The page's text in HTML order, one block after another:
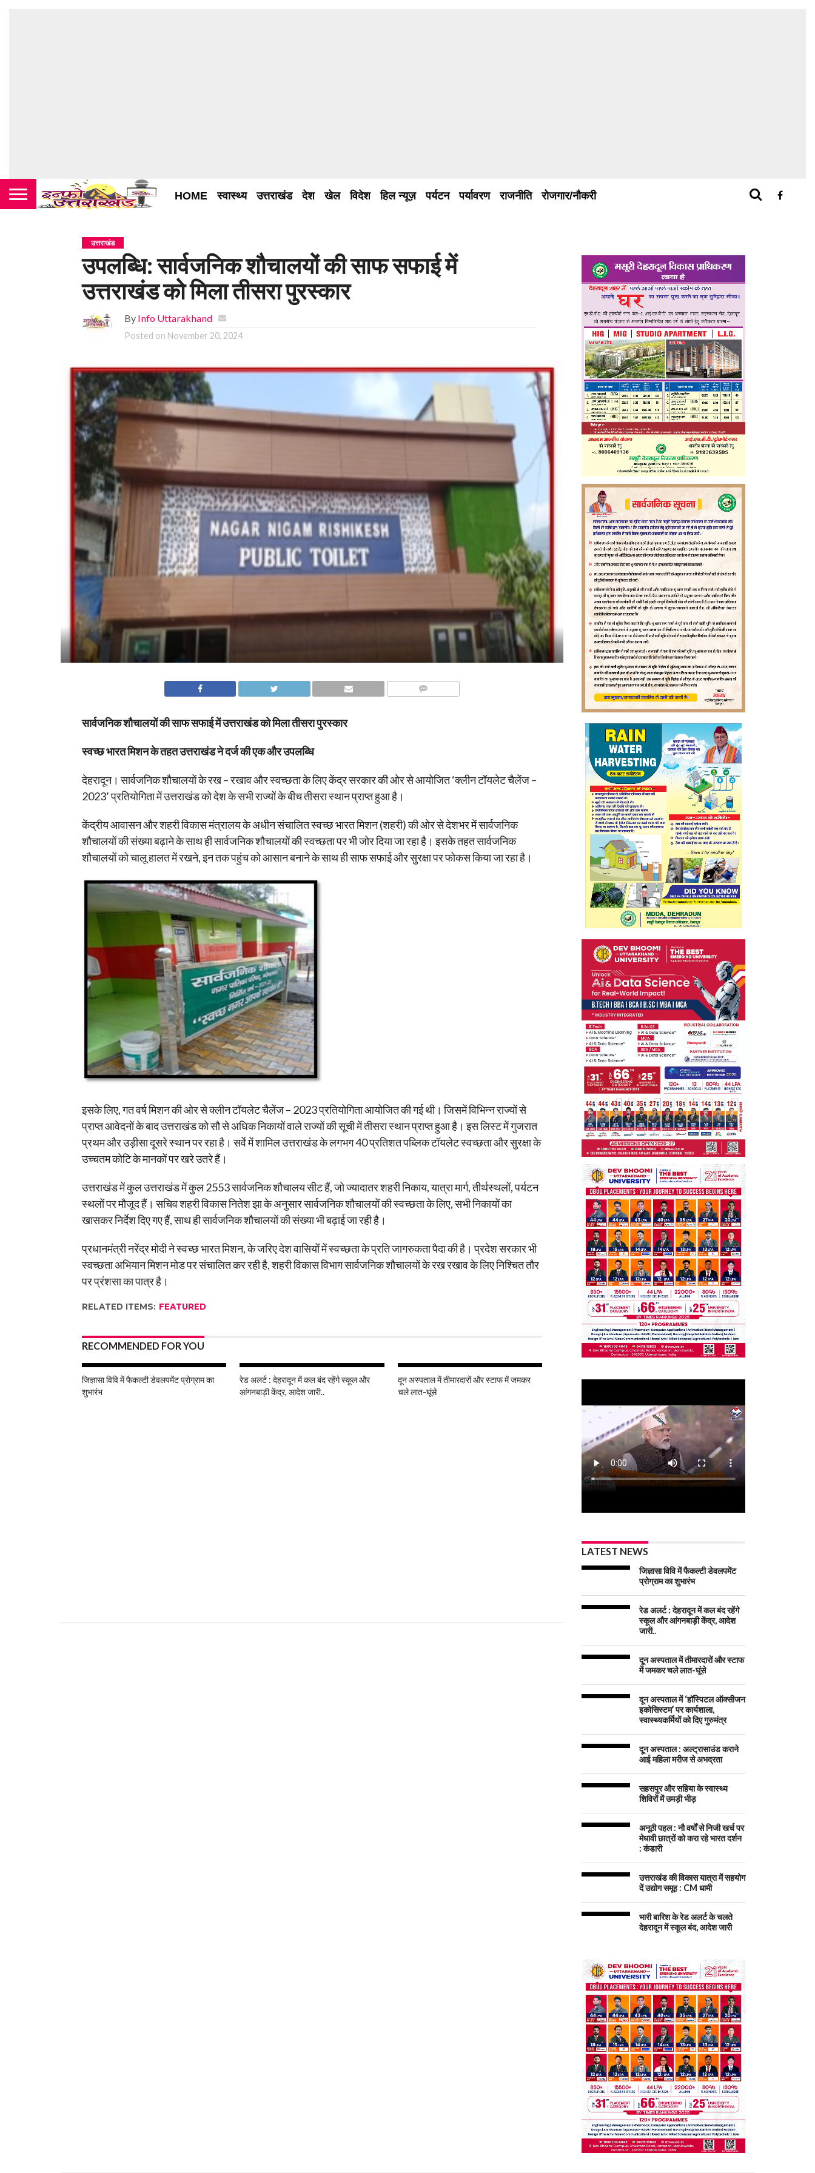
HOME स्वास्थ्य उत्तराखंड देश खेल विदेश हिल न्यूज़ पर्यटन पर्यावरण राजनीति रोजगार/नौकरी
उत्तराखंड
उपलब्धि: सार्वजनिक शौचालयों की साफ सफाई में
उत्तराखंड को मिला तीसरा पुरस्कार
By Info Uttarakhand
Posted on November 20, 2024
सार्वजनिक शौचालयों की साफ सफाई में उत्तराखंड को मिला तीसरा पुरस्कार
स्वच्छ भारत मिशन के तहत उत्तराखंड ने दर्ज की एक और उपलब्धि
देहरादून। सार्वजनिक शौचालयों के रख – रखाव और स्वच्छता के लिए केंद्र सरकार की ओर से आयोजित ‘क्लीन टॉयलेट चैलेंज –
2023’ प्रतियोगिता में उत्तराखंड को देश के सभी राज्यों के बीच तीसरा स्थान प्राप्त हुआ है।
केंद्रीय आवासन और शहरी विकास मंत्रालय के अधीन संचालित स्वच्छ भारत मिशन (शहरी) की ओर से देशभर में सार्वजनिक
शौचालयों की संख्या बढ़ाने के साथ ही सार्वजनिक शौचालयों की स्वच्छता पर भी जोर दिया जा रहा है। इसके तहत सार्वजनिक
शौचालयों को चालू हालत में रखने, इन तक पहुंच को आसान बनाने के साथ ही साफ सफाई और सुरक्षा पर फोकस किया जा रहा है।
इसके लिए, गत वर्ष मिशन की ओर से क्लीन टॉयलेट चैलेंज – 2023 प्रतियोगिता आयोजित की गई थी। जिसमें विभिन्न राज्यों से
प्राप्त आवेदनों के बाद उत्तराखंड को सौ से अधिक निकायों वाले राज्यों की सूची में तीसरा स्थान प्राप्त हुआ है। इस लिस्ट में गुजरात
प्रथम और उड़ीसा दूसरे स्थान पर रहा है। सर्वे में शामिल उत्तराखंड के लगभग 40 प्रतिशत पब्लिक टॉयलेट स्वच्छता और सुरक्षा के
उच्चतम कोटि के मानकों पर खरे उतरे हैं।
उत्तराखंड में कुल उत्तराखंड में कुल 2553 सार्वजनिक शौचालय सीट हैं, जो ज्यादातर शहरी निकाय, यात्रा मार्ग, तीर्थस्थलों, पर्यटन
स्थलों पर मौजूद हैं। सचिव शहरी विकास नितेश झा के अनुसार सार्वजनिक शौचालयों की स्वच्छता के लिए, सभी निकायों का
खासकर निर्देश दिए गए हैं, साथ ही सार्वजनिक शौचालयों की संख्या भी बढ़ाई जा रही है।
प्रधानमंत्री नरेंद्र मोदी ने स्वच्छ भारत मिशन, के जरिए देश वासियों में स्वच्छता के प्रति जागरुकता पैदा की है। प्रदेश सरकार भी
स्वच्छता अभियान मिशन मोड पर संचालित कर रही है, शहरी विकास विभाग सार्वजनिक शौचालयों के रख रखाव के लिए निश्चित तौर
पर प्रंशसा का पात्र है।
RELATED ITEMS: FEATURED
RECOMMENDED FOR YOU
जिज्ञासा विवि में फैकल्टी डेवलपमेंट प्रोग्राम का
शुभारंभ
रेड अलर्ट : देहरादून में कल बंद रहेंगे स्कूल और
आंगनबाड़ी केंद्र, आदेश जारी..
दून अस्पताल में तीमारदारों और स्टाफ में जमकर
चले लात-घूंसे
LATEST NEWS
जिज्ञासा विवि में फैकल्टी डेवलपमेंट
प्रोग्राम का शुभारंभ
रेड अलर्ट : देहरादून में कल बंद रहेंगे
स्कूल और आंगनबाड़ी केंद्र, आदेश
जारी..
दून अस्पताल में तीमारदारों और स्टाफ
में जमकर चले लात-घूंसे
दून अस्पताल में ‘हॉस्पिटल ऑक्सीजन
इकोसिस्टम’ पर कार्यशाला,
स्वास्थ्यकर्मियों को दिए गुरुमंत्र
दून अस्पताल : अल्ट्रासाउंड कराने
आई महिला मरीज से अभद्रता
सहसपुर और सहिया के स्वास्थ्य
शिविरों में उमड़ी भीड़
अनूठी पहल : नौ वर्षों से निजी खर्च पर
मेधावी छात्रों को करा रहे भारत दर्शन
: कंडारी
उत्तराखंड की विकास यात्रा में सहयोग
दें उद्योग समूह : CM धामी
भारी बारिश के रेड अलर्ट के चलते
देहरादून में स्कूल बंद, आदेश जारी